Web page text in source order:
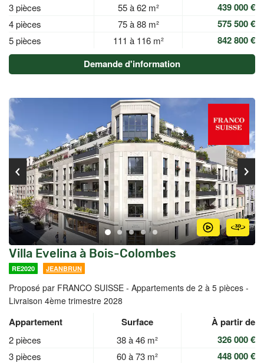
3 pièces 55 à 62 m² 439 000 €
4 pièces 75 à 88 m² 575 500 €
5 pièces 111 à 116 m²
842 800 €
Demande d'information
Villa Evelina à Bois-Colombes
RE2020 JEANBRUN
Proposé par FRANCO SUISSE - Appartements de 2 à 5 pièces -
Livraison 4ème trimestre 2028
Appartement Surface À partir de
2 pièces 38 à 46 m² 326 000 €
3 pièces 60 à 73 m² 448 000 €